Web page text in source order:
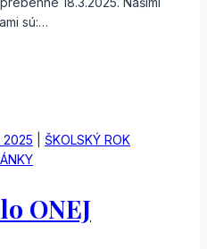
sú:…
2025
ŠKOLSKÝ ROK
ONEJ